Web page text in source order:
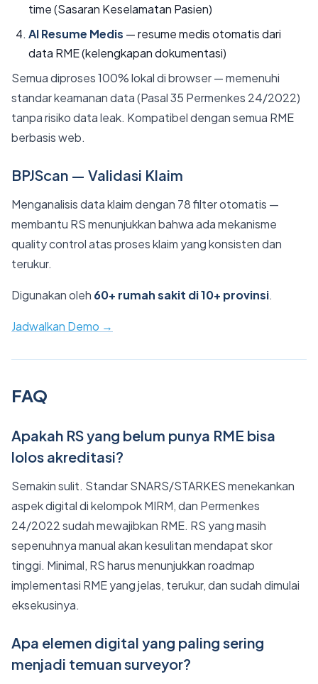
time (Sasaran Keselamatan Pasien)
AI Resume Medis — resume medis otomatis dari
data RME (kelengkapan dokumentasi)
Semua diproses 100% lokal di browser — memenuhi
standar keamanan data (Pasal 35 Permenkes 24/2022)
tanpa risiko data leak. Kompatibel dengan semua RME
berbasis web.
BPJScan — Validasi Klaim
Menganalisis data klaim dengan 78 filter otomatis —
membantu RS menunjukkan bahwa ada mekanisme
quality control atas proses klaim yang konsisten dan
terukur.
Digunakan oleh 60+ rumah sakit di 10+ provinsi.
Jadwalkan Demo →
FAQ
Apakah RS yang belum punya RME bisa
lolos akreditasi?
Semakin sulit. Standar SNARS/STARKES menekankan
aspek digital di kelompok MIRM, dan Permenkes
24/2022 sudah mewajibkan RME. RS yang masih
sepenuhnya manual akan kesulitan mendapat skor
tinggi. Minimal, RS harus menunjukkan roadmap
implementasi RME yang jelas, terukur, dan sudah dimulai
eksekusinya.
Apa elemen digital yang paling sering
menjadi temuan surveyor?